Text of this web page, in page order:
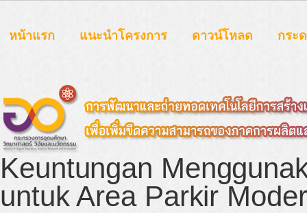
หน้าแรก แนะนำโครงการ ดาวน์โหลด กระ
Keuntungan
untuk Area Parkir